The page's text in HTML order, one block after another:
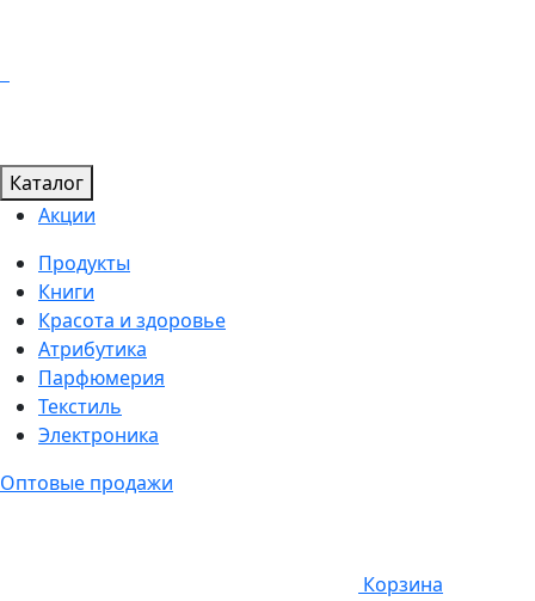
Каталог
Акции
Продукты
Книги
Красота и здоровье
Атрибутика
Парфюмерия
Текстиль
Электроника
Оптовые продажи
Корзина